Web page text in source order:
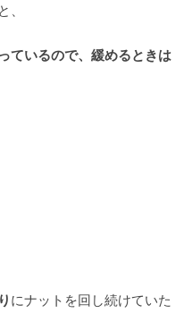
ているので、緩めるときは
にナットを回し続けていた